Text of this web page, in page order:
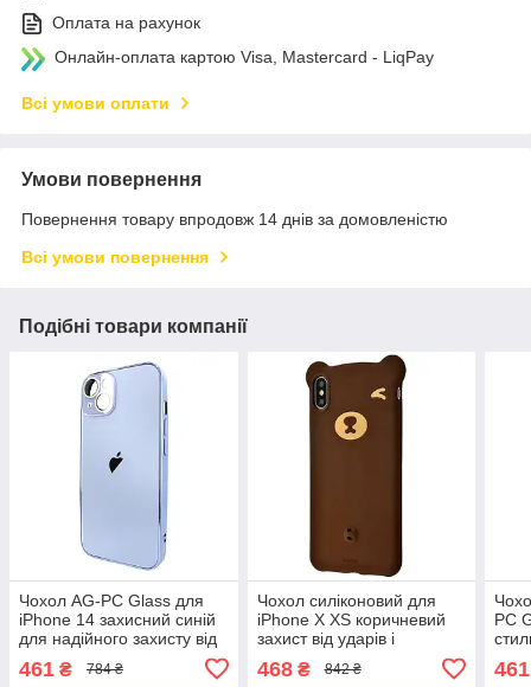
Оплата на рахунок
Онлайн-оплата картою Visa, Mastercard - LiqPay
Всі умови оплати
Умови повернення
Повернення товару впродовж 14 днів за домовленістю
Всі умови повернення
Подібні товари компанії
Чохол AG-PC Glass для
iPhone 14 захисний синій
для надійного захисту від
461 ₴ 784 ₴
Чохол силіконовий для
iPhone X XS коричневий
захист від ударів і
ведмедя
468₴ 842 ₴
PC
461